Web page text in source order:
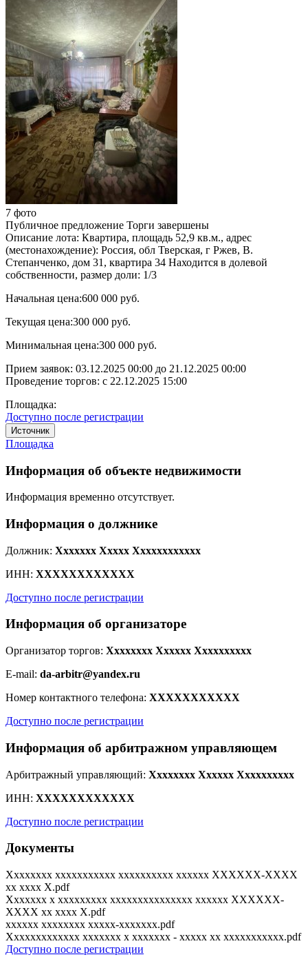
7 фото
Публичное предложение Торги завершены
Описание лота: Квартира, площадь 52,9 кв.м., адрес
(местонахождение): Россия, обл Тверская, г Ржев, В.
Степанченко, дом 31, квартира 34 Находится в долевой
собственности, размер доли: 1/3
Начальная цена:600 000 руб.
Текущая цена:300 000 руб.
Минимальная цена:300 000 руб.
Прием заявок: 03.12.2025 00:00 до 21.12.2025 00:00
Проведение торгов: с 22.12.2025 15:00
Площадка:
Доступно после регистрации
Источник
Площадка
Информация об объекте недвижимости
Информация временно отсутствует.
Информация о должнике
Должник: Xxxxxxx Xxxxx Xxxxxxxxxxxx
ИНН: XXXXXXXXXXXX
Доступно после регистрации
Информация об организаторе
Организатор торгов: Xxxxxxxx Xxxxxx Xxxxxxxxxx
E-mail: da-arbitr@yandex.ru
Номер контактного телефона: XXXXXXXXXXX
Доступно после регистрации
Информация об арбитражном управляющем
Арбитражный управляющий: Xxxxxxxx Xxxxxx Xxxxxxxxxx
ИНН: XXXXXXXXXXXX
Доступно после регистрации
Документы
Xxxxxxxx xxxxxxxxxxx xxxxxxxxxx xxxxxx XXXXXX-XXXX
xx xxxx X.pdf
Xxxxxxx x xxxxxxxxx xxxxxxxxxxxxxxx xxxxxx XXXXXX-
XXXX xx xxxx X.pdf
xxxxxx xxxxxxxx xxxxx-xxxxxxx.pdf
Xxxxxxxxxxxxx xxxxxxx x xxxxxxx - xxxxx xx xxxxxxxxxxx.pdf
Доступно после регистрации